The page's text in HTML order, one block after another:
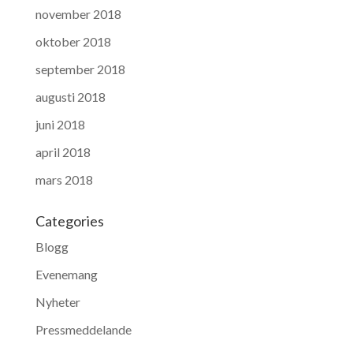
november 2018
oktober 2018
september 2018
augusti 2018
juni 2018
april 2018
mars 2018
Categories
Blogg
Evenemang
Nyheter
Pressmeddelande